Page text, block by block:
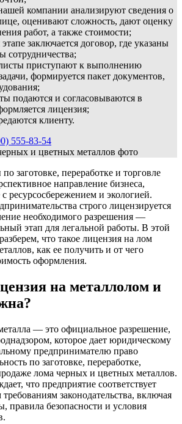
компании анализируют сведения о
оценивают сложность, дают оценку
работ, а также стоимости;
заключается договор, где указаны
сотрудничества;
приступают к выполнению
формируется пакет документов,
подаются и согласовываются в
лицензия;
клиенту.
555-83-54
заготовке, переработке и торговле
направление бизнеса,
ресурсосбережением и экологией.
строго лицензируется
необходимого разрешения —
этап для легальной работы. В этой
что такое лицензия на лом
как ее получить и от чего
оформления.
на металлолом и
— это официальное разрешение,
которое дает юридическому
предпринимателю право
по заготовке, переработке,
лома черных и цветных металлов.
что предприятие соответствует
законодательства, включая
правила безопасности и условия